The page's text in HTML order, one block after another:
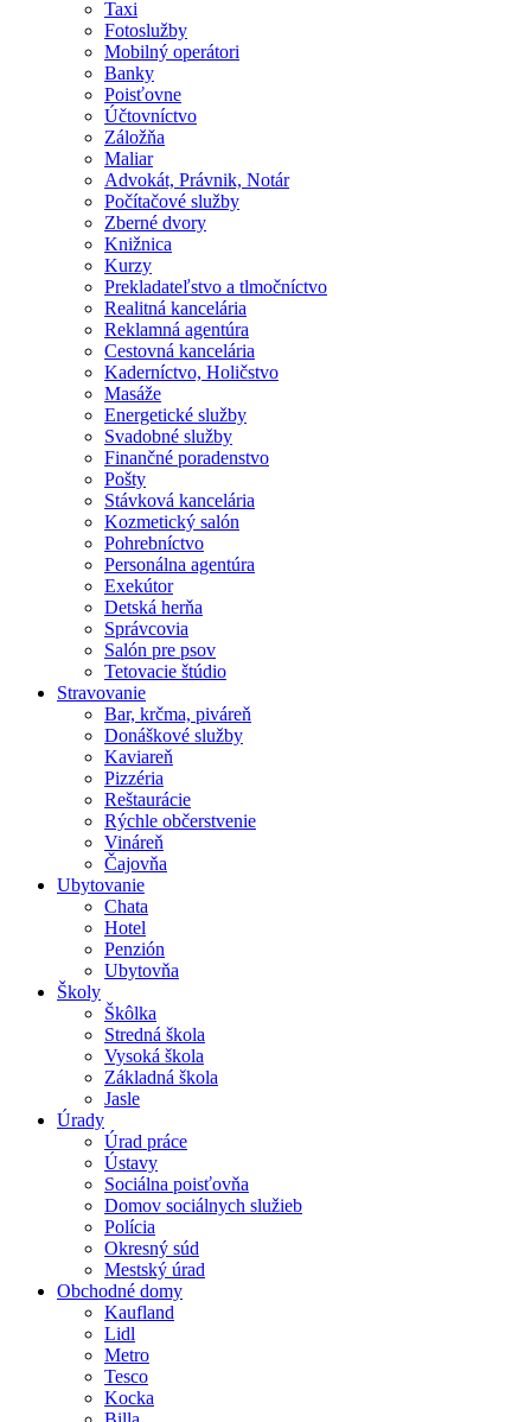
Taxi
Fotoslužby
Mobilný operátori
Banky
Poisťovne
Účtovníctvo
Záložňa
Maliar
Advokát, Právnik, Notár
Počítačové služby
Zberné dvory
Knižnica
Kurzy
Prekladateľstvo a tlmočníctvo
Realitná kancelária
Reklamná agentúra
Cestovná kancelária
Kaderníctvo, Holičstvo
Masáže
Energetické služby
Svadobné služby
Finančné poradenstvo
Pošty
Stávková kancelária
Kozmetický salón
Pohrebníctvo
Personálna agentúra
Exekútor
Detská herňa
Správcovia
Salón pre psov
Tetovacie štúdio
Stravovanie
Bar, krčma, piváreň
Donáškové služby
Kaviareň
Pizzéria
Reštaurácie
Rýchle občerstvenie
Vináreň
Čajovňa
Ubytovanie
Chata
Hotel
Penzión
Ubytovňa
Školy
Škôlka
Stredná škola
Vysoká škola
Základná škola
Jasle
Úrady
Úrad práce
Ústavy
Sociálna poisťovňa
Domov sociálnych služieb
Polícia
Okresný súd
Mestský úrad
Obchodné domy
Kaufland
Lidl
Metro
Tesco
Kocka